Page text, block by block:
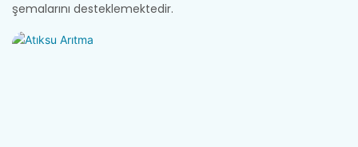
şemalarını desteklemektedir.